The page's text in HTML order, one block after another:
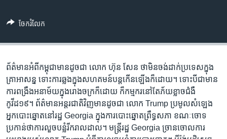
ចូល​
ទំព័រ​
បណ្តាញ​សង្គម
ភាសា
ចែករំលែក
ព័ត៌មាន​អំពី​កម្ពុជា​មាន​​ដូចជា លោក ហ៊ុន សែន ថា​​មិន​ចង់​​ដាក់​ប្រទេស​ក្នុង​
គ្រា​អាសន្ន ទោះ​ការ​ឆ្លង​ក្នុង​សហគមន៍​បន្ត​កើន​ឡើង​ក៏​ដោយ។ ទោះ​បី​ជា​មាន​
ការ​ពង្រឹង​អនាម័យ​ក្នុង​រោង​ចក្រ​ក៏​ដោយ ក៏​កម្មករ​នៅ​តែ​ភ័យ​ខ្លាច​ជំងឺ​
កូវីដ១៩។ ព័ត៌មាន​អន្តរជាតិ​វិញ​មាន​ដូចជា លោក​​ Trump​ ប្រមូល​សំឡេង​
អ្នក​បោះឆ្នោត​នៅ​រដ្ឋ​ Georgia ​ក្នុង​ការ​បោះឆ្នោត​ព្រឹទ្ធ​សភា​ ខណៈ​ចោទ​
ប្រកាន់​ថា​ការ​លួច​បន្លំ​រីក​រាល​ដាល។ មន្ត្រី​រដ្ឋ Georgia ច្រានចោល​ការ​